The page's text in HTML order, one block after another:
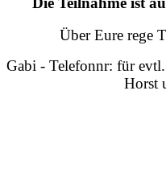
Über Eure rege
Gabi - Telefonnr: für
Horst